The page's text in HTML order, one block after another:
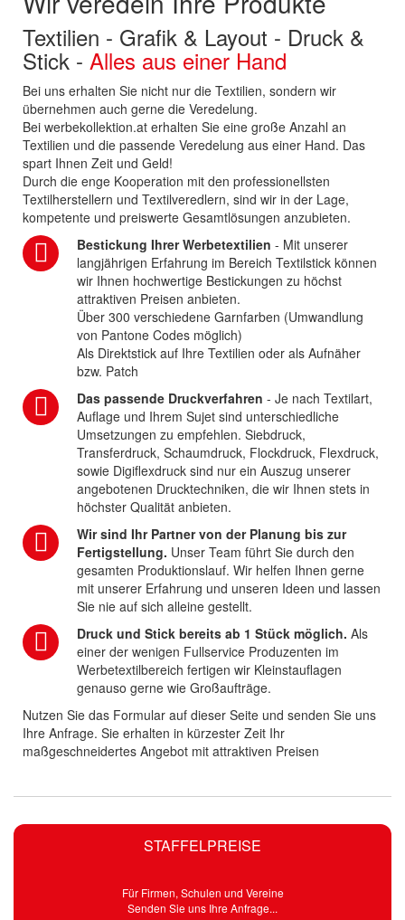
STAFFELPREISE
Für Firmen, Schulen und Vereine
Senden Sie uns Ihre Anfrage...
Textilien - Grafik & Layout - Druck &
Stick - Alles aus einer Hand
Bei uns erhalten Sie nicht nur die Textilien, sondern wir
übernehmen auch gerne die Veredelung.
Bei werbekollektion.at erhalten Sie eine große Anzahl an
Textilien und die passende Veredelung aus einer Hand. Das
spart Ihnen Zeit und Geld!
Durch die enge Kooperation mit den professionellsten
Textilherstellern und Textilveredlern, sind wir in der Lage,
kompetente und preiswerte Gesamtlösungen anzubieten.
Bestickung Ihrer Werbetextilien - Mit unserer
langjährigen Erfahrung im Bereich Textilstick können
wir Ihnen hochwertige Bestickungen zu höchst
attraktiven Preisen anbieten.
Über 300 verschiedene Garnfarben (Umwandlung
von Pantone Codes möglich)
Als Direktstick auf Ihre Textilien oder als Aufnäher
bzw. Patch
Das passende Druckverfahren - Je nach Textilart,
Auflage und Ihrem Sujet sind unterschiedliche
Umsetzungen zu empfehlen. Siebdruck,
Transferdruck, Schaumdruck, Flockdruck, Flexdruck,
sowie Digiflexdruck sind nur ein Auszug unserer
angebotenen Drucktechniken, die wir Ihnen stets in
höchster Qualität anbieten.
Wir sind Ihr Partner von der Planung bis zur
Fertigstellung. Unser Team führt Sie durch den
gesamten Produktionslauf. Wir helfen Ihnen gerne
mit unserer Erfahrung und unseren Ideen und lassen
Sie nie auf sich alleine gestellt.
Druck und Stick bereits ab 1 Stück möglich. Als
einer der wenigen Fullservice Produzenten im
Werbetextilbereich fertigen wir Kleinstauflagen
genauso gerne wie Großaufträge.
Nutzen Sie das Formular auf dieser Seite und senden Sie uns
Ihre Anfrage. Sie erhalten in kürzester Zeit Ihr
maßgeschneidertes Angebot mit attraktiven Preisen